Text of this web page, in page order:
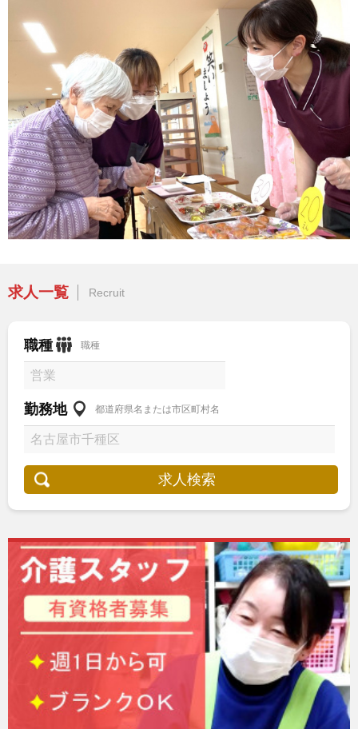
求人一覧 Recruit
職種 職種
勤務地 都道府県名または市区町村名
求人検索